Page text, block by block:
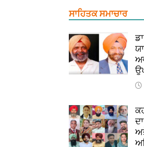
ਸਾਹਿਤਕ ਸਮਾਚਾਰ